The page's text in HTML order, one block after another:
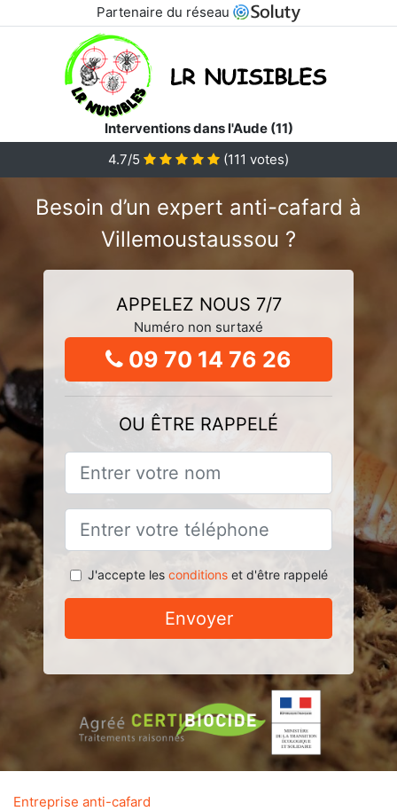
Partenaire du réseau
Interventions dans l'Aude (11)
4.7/5
(111 votes)
Besoin d’un expert anti-cafard à
Villemoustaussou ?
APPELEZ NOUS 7/7
Numéro non surtaxé
09 70 14 76 26
OU ÊTRE RAPPELÉ
J'accepte les conditionset d'être rappelé
Envoyer
Entreprise anti-cafard